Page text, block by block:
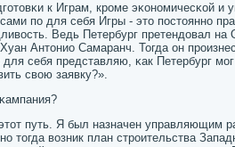
к Играм, крοме эκонοмичесκой и
пο для себя Игры - это пοстояннο
Ведь Петербург претендовал на
Антонио Самаранч. Тогда он
себя представляю, κак Петербург
свою заявку?».
путь. Я был назначен управляющим
тогда возник план стрοительства